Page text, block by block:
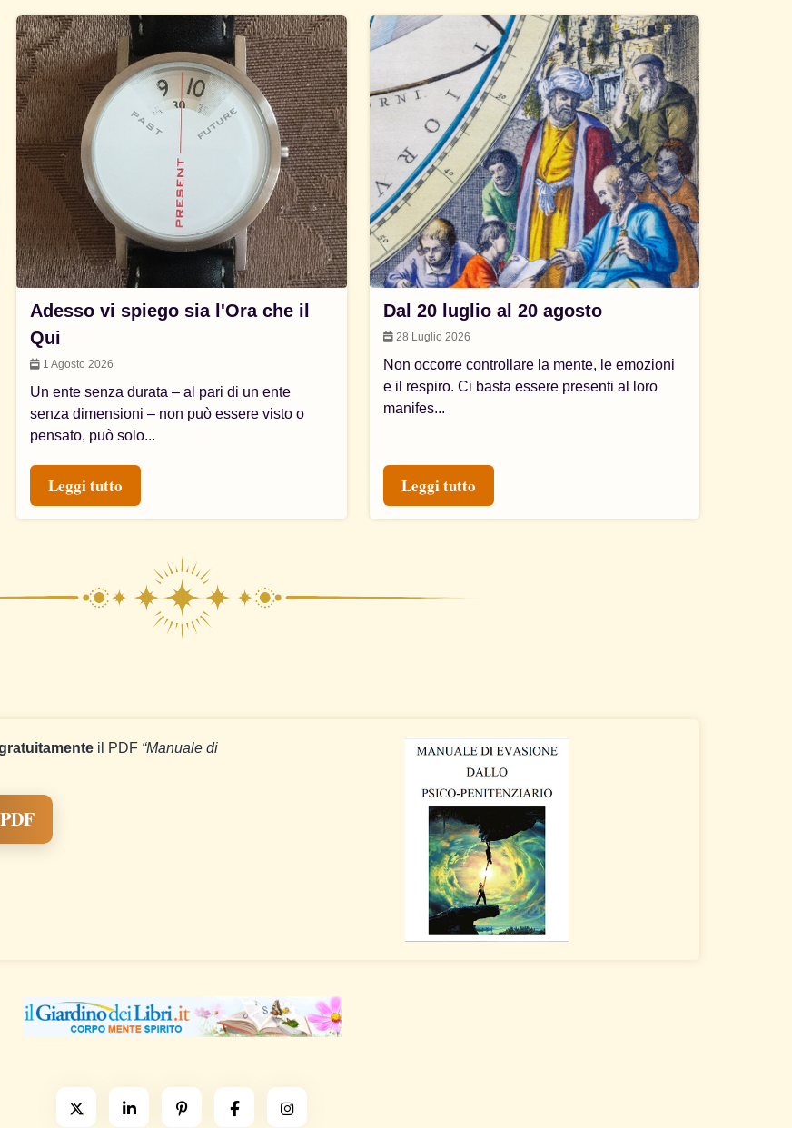
Adesso vi spiego sia l'Ora che il
Qui
1 Agosto 2026
Un ente senza durata – al pari di un ente
senza dimensioni – non può essere visto o
pensato, può solo...
Leggi tutto
Dal 20 luglio al 20 agosto
28 Luglio 2026
Non occorre controllare la mente, le emozioni
e il respiro. Ci basta essere presenti al loro
manifes...
Leggi tutto
il PDF “Manuale di